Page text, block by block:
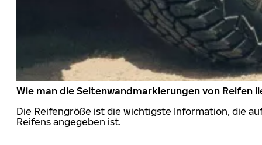
Wie man die Seitenwandmarkierungen von Reifen
Die Reifengröße ist die wichtigste Information, die
Reifens angegeben ist.